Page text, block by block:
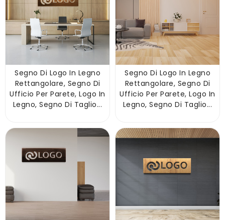
Segno Di Logo In Legno
Rettangolare, Segno Di
Ufficio Per Parete, Logo In
Legno, Segno Di Taglio...
Segno Di Logo In Legno
Rettangolare, Segno Di
Ufficio Per Parete, Logo In
Legno, Segno Di Taglio...